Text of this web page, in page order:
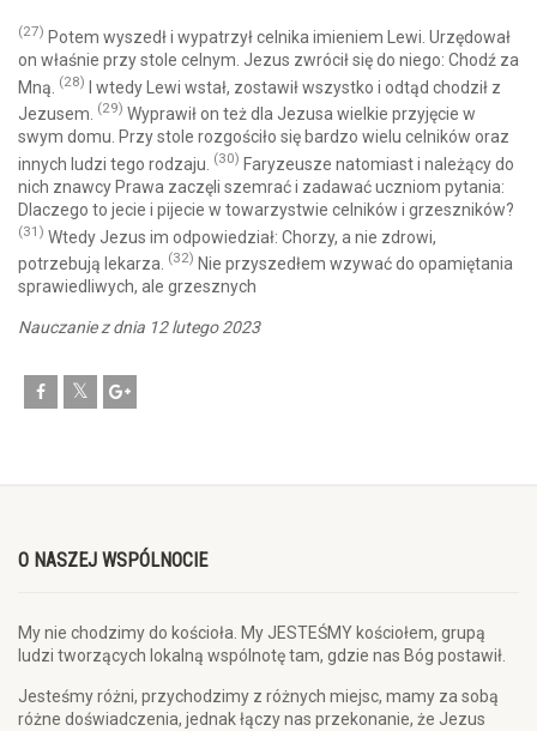
(27) Potem wyszedł i wypatrzył celnika imieniem Lewi. Urzędował
on właśnie przy stole celnym. Jezus zwrócił się do niego: Chodź za
Mną. (28) I wtedy Lewi wstał, zostawił wszystko i odtąd chodził z
Jezusem. (29) Wyprawił on też dla Jezusa wielkie przyjęcie w
swym domu. Przy stole rozgościło się bardzo wielu celników oraz
innych ludzi tego rodzaju. (30) Faryzeusze natomiast i należący do
nich znawcy Prawa zaczęli szemrać i zadawać uczniom pytania:
Dlaczego to jecie i pijecie w towarzystwie celników i grzeszników?
(31) Wtedy Jezus im odpowiedział: Chorzy, a nie zdrowi,
potrzebują lekarza. (32) Nie przyszedłem wzywać do opamiętania
sprawiedliwych, ale grzesznych
Nauczanie z dnia 12 lutego 2023
O NASZEJ WSPÓLNOCIE
My nie chodzimy do kościoła. My JESTEŚMY kościołem, grupą
ludzi tworzących lokalną wspólnotę tam, gdzie nas Bóg postawił.
Jesteśmy różni, przychodzimy z różnych miejsc, mamy za sobą
różne doświadczenia, jednak łączy nas przekonanie, że Jezus